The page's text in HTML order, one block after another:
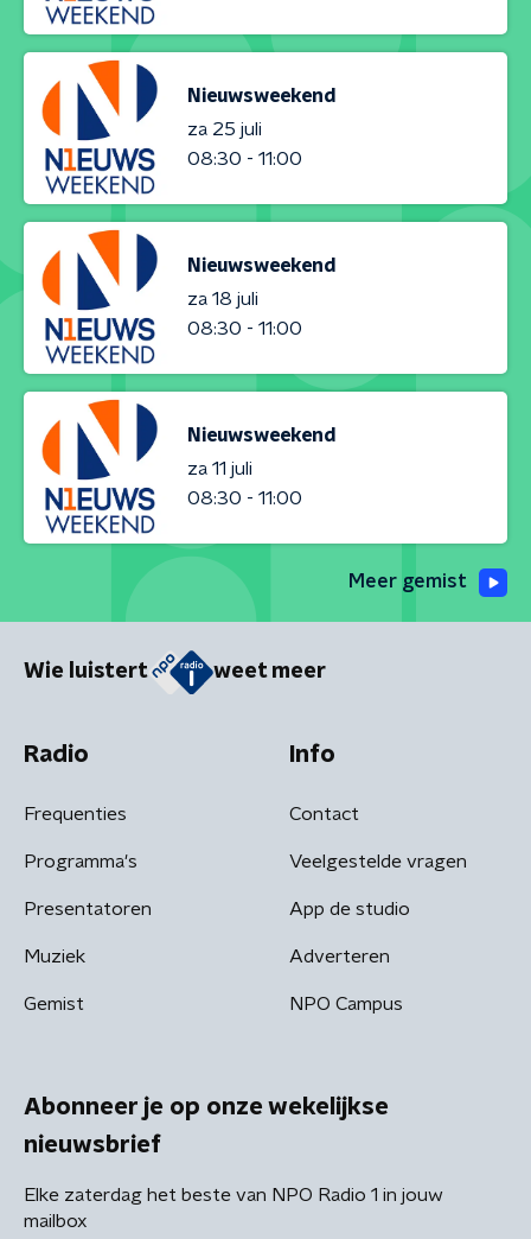
Nieuwsweekend
za 25 juli
08:30 - 11:00
Nieuwsweekend
za 18 juli
08:30 - 11:00
Nieuwsweekend
za 11 juli
08:30 - 11:00
Meer gemist
Wie luistert weet meer
Radio
Frequenties
Programma's
Presentatoren
Muziek
Gemist
Info
Contact
Veelgestelde vragen
App de studio
Adverteren
NPO Campus
Abonneer je op onze wekelijkse
nieuwsbrief
Elke zaterdag het beste van NPO Radio 1 in jouw
mailbox